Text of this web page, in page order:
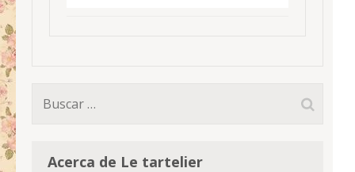
Buscar:
Acerca de Le tartelier